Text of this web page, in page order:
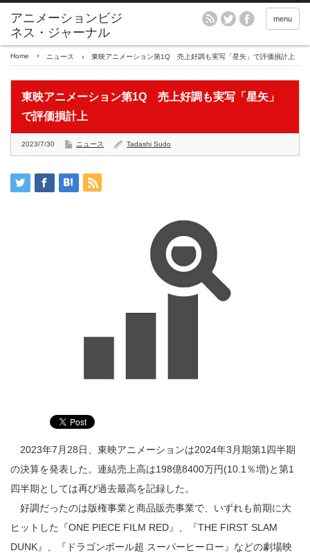
アニメーションビジ
ネス・ジャーナル
menu
Home ニュース 東映アニメーション第1Q 売上好調も実写「星矢」で評価損計上
東映アニメーション第1Q 売上好調も実写「星矢」
で評価損計上
2023/7/30 ニュース Tadashi Sudo
2023年7月28日、東映アニメーションは2024年3月期第1四半期
の決算を発表した。連結売上高は198億8400万円(10.1％増)と第1
四半期としては再び過去最高を記録した。
好調だったのは版権事業と商品販売事業で、いずれも前期に大
ヒットした『ONE PIECE FILM RED』、『THE FIRST SLAM
DUNK』、『ドラゴンボール超 スーパーヒーロー』などの劇場映